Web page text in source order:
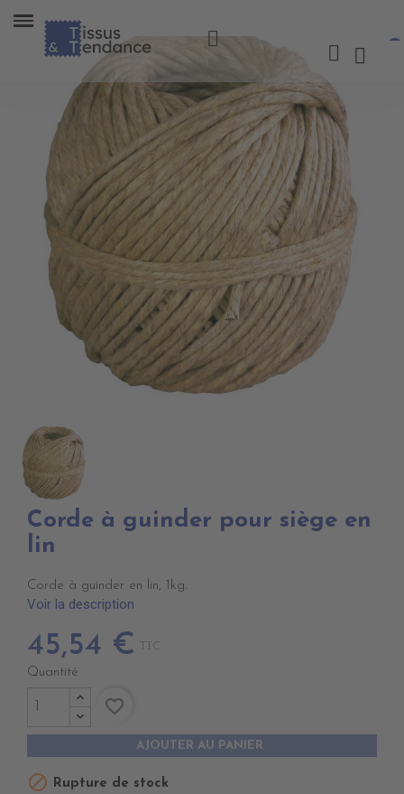
Corde à guinder pour siège en
lin
Corde à guinder en lin, 1kg.
Voir la description
45,54 € TTC
Quantité
AJOUTER AU PANIER
favorite_border
 Rupture de stock